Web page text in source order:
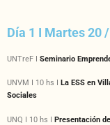
Día 1 I Martes 20
UNTreF I Seminario
UNVM I 10 hs I La ESS en
Sociales
UNQ I 10 hs I Presentación